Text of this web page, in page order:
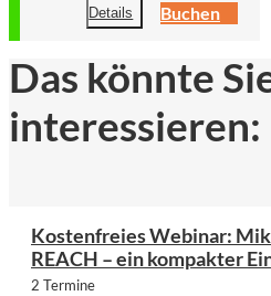
Details Buchen
Das könnte
interessieren:
Kostenfreies Webinar:
REACH – ein kompakter
2 Termine